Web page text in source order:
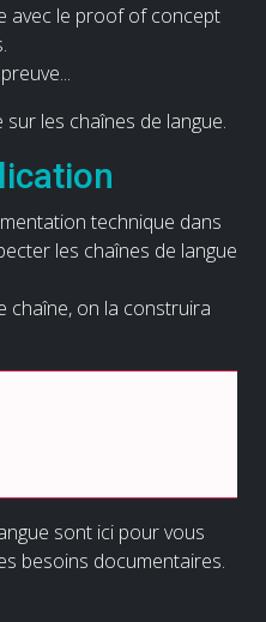
avec le proof of concept
les chaînes de langue.
technique dans
les chaînes de langue
chaîne, on la construira
sont ici pour vous
besoins documentaires.